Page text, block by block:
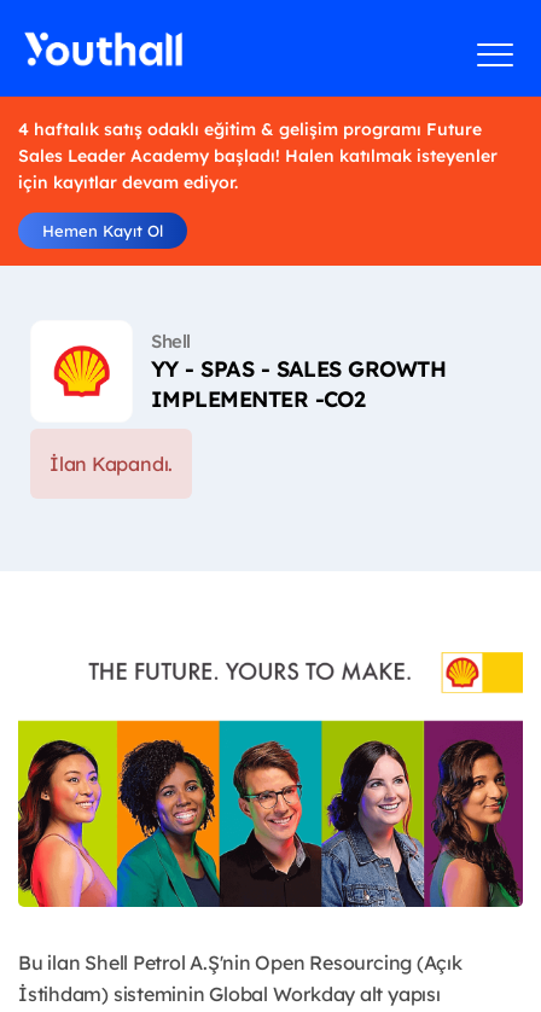
4 haftalık satış odaklı eğitim & gelişim programı Future
Sales Leader Academy başladı! Halen katılmak isteyenler
için kayıtlar devam ediyor.
Hemen Kayıt Ol
Shell
YY - SPAS - SALES GROWTH
IMPLEMENTER -CO2
İlan Kapandı.
Bu ilan Shell Petrol A.Ş'nin Open Resourcing (Açık
İstihdam) sisteminin Global Workday alt yapısı